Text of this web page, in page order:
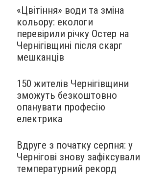
«Цвітіння» води та зміна
кольору: екологи
перевірили річку Остер на
Чернігівщині після скарг
мешканців
150 жителів Чернігівщини
зможуть безкоштовно
опанувати професію
електрика
Вдруге з початку серпня: у
Чернігові знову зафіксували
температурний рекорд